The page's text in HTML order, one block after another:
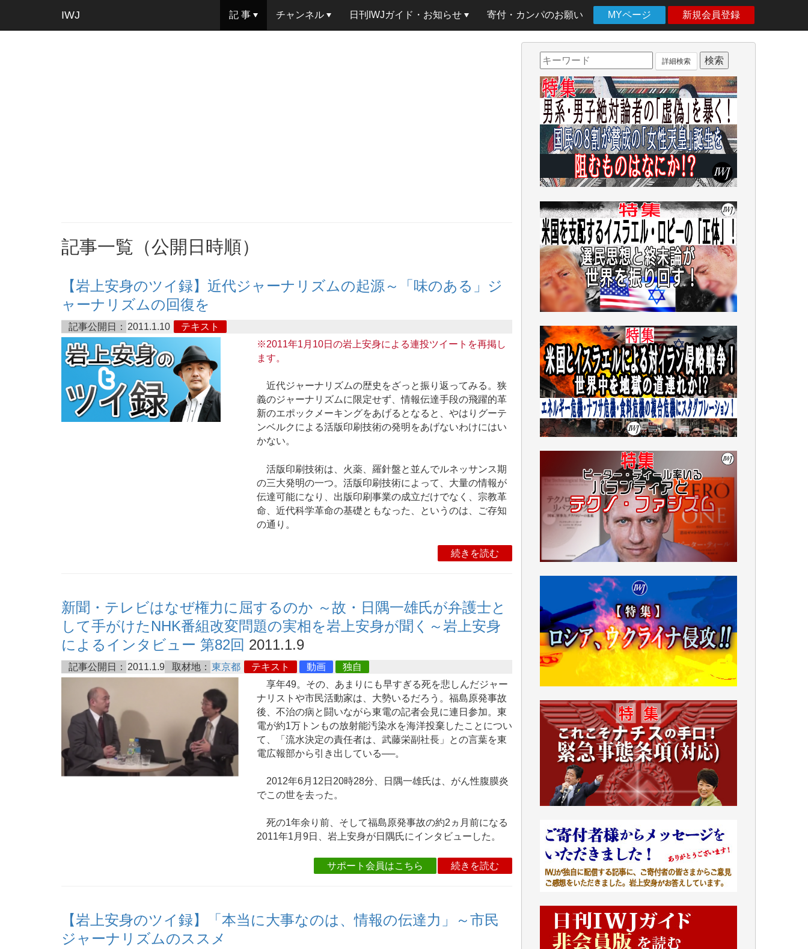
IWJ 記 事 チャンネル 日刊IWJガイド・お知らせ 寄付・カンパのお願い MYページ 新規会員登録
記事一覧（公開日時順）
【岩上安身のツイ録】近代ジャーナリズムの起源～「味のある」ジ
ャーナリズムの回復を
記事公開日： 2011.1.10
テキスト
※2011年1月10日の岩上安身による連投ツイートを再掲し
ます。
近代ジャーナリズムの歴史をざっと振り返ってみる。狭
義のジャーナリズムに限定せず、情報伝達手段の飛躍的革
新のエポックメーキングをあげるとなると、やはりグーテ
ンベルクによる活版印刷技術の発明をあげないわけにはい
かない。
活版印刷技術は、火薬、羅針盤と並んでルネッサンス期
の三大発明の一つ。活版印刷技術によって、大量の情報が
伝達可能になり、出版印刷事業の成立だけでなく、宗教革
命、近代科学革命の基礎ともなった、というのは、ご存知
の通り。
続きを読む
新聞・テレビはなぜ権力に屈するのか ～故・日隅一雄氏が弁護士と
して手がけたNHK番組改変問題の実相を岩上安身が聞く～岩上安身
によるインタビュー 第82回 2011.1.9
記事公開日： 2011.1.9 取材地： 東京都 テキスト 動画
独自
享年49。その、あまりにも早すぎる死を悲しんだジャー
ナリストや市民活動家は、大勢いるだろう。福島原発事故
後、不治の病と闘いながら東電の記者会見に連日参加。東
電が約1万トンもの放射能汚染水を海洋投棄したことについ
て、「流水決定の責任者は、武藤栄副社長」との言葉を東
電広報部から引き出している──。
2012年6月12日20時28分、日隅一雄氏は、がん性腹膜炎
でこの世を去った。
死の1年余り前、そして福島原発事故の約2ヵ月前になる
2011年1月9日、岩上安身が日隅氏にインタビューした。
サポート会員はこちら 続きを読む
【岩上安身のツイ録】「本当に大事なのは、情報の伝達力」～市民
ジャーナリズムのススメ
詳細検索